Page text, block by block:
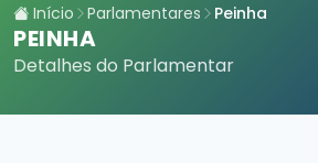
Início Parlamentares Peinha
PEINHA
Detalhes do Parlamentar